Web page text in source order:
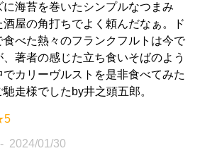
に海苔を巻いたシンプルなつまみ
酒屋の角打ちでよく頼んだなぁ。ド
食べた熱々のフランクフルトは今で
、著者の感じた立ち食いそばのよう
でカリーヴルストを是非食べてみた
走様でしたby井之頭五郎。
2024/01/30